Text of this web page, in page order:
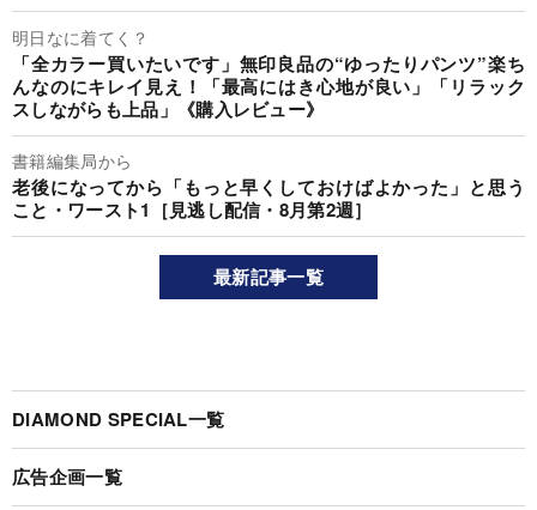
明日なに着てく？
「全カラー買いたいです」無印良品の“ゆったりパンツ”楽ち
んなのにキレイ見え！「最高にはき心地が良い」「リラック
スしながらも上品」《購入レビュー》
書籍編集局から
老後になってから「もっと早くしておけばよかった」と思う
こと・ワースト1［見逃し配信・8月第2週］
最新記事一覧
DIAMOND SPECIAL一覧
広告企画一覧